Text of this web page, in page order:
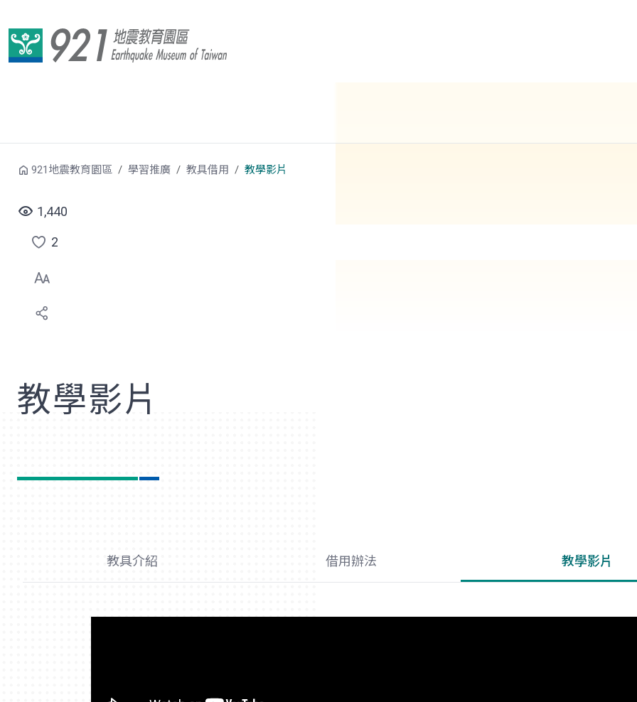
921地震教育園區 學習推廣 教具借用 教學影片
1,440
點
選
喜
2
教學影片
教具介紹 借用辦法 教學影片